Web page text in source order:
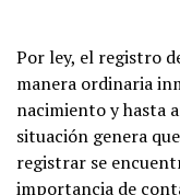
Por ley, el registro
manera ordinaria
nacimiento y hasta
situación genera
registrar se
importancia de